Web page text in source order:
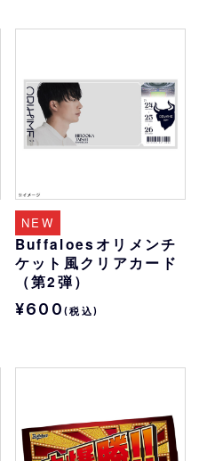
NEW
Buffaloesオリメンチ
ケット風クリアカード
（第2弾）
¥600(税込)